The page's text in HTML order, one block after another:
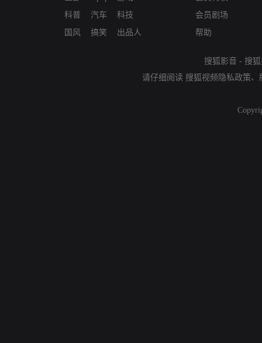
科普
国风
汽车
搞笑
科技
出品人
会员剧场
帮助
搜狐影音 - 搜
请仔细阅读 搜狐视频隐私政策、